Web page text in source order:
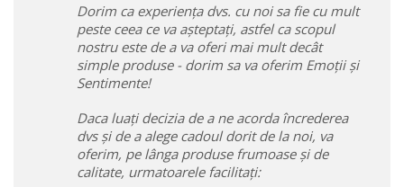
Dorim ca experiența dvs. cu noi sa fie cu mult
peste ceea ce va așteptați, astfel ca scopul
nostru este de a va oferi mai mult decât
simple produse - dorim sa va oferim Emoții și
Sentimente!
Daca luați decizia de a ne acorda încrederea
dvs și de a alege cadoul dorit de la noi, va
oferim, pe lânga produse frumoase și de
calitate, urmatoarele facilitați: